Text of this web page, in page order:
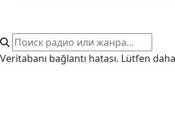
Veritabanı bağlantı hatası. Lütfen